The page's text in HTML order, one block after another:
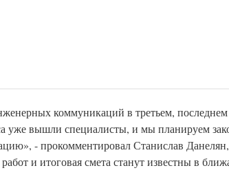
коммуникаций в третьем,
уже вышли специалисты, и мы планируем
- прокомментировал Станислав
и итоговая смета станут известны в